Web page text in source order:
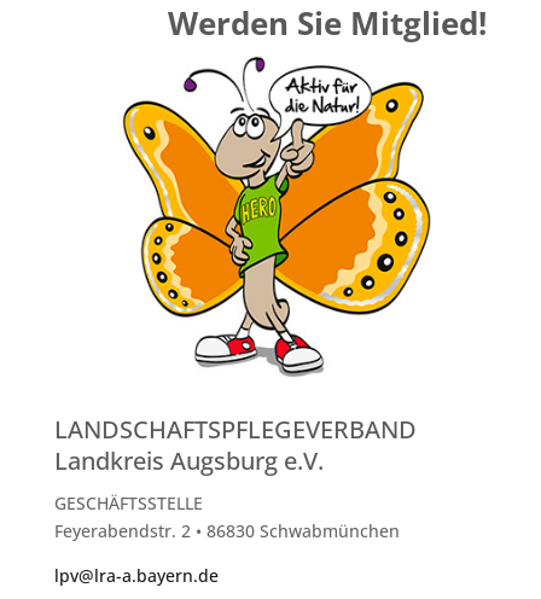
Werden Sie Mitglied!
LANDSCHAFTSPFLEGEVERBAND
Landkreis Augsburg e.V.
GESCHÄFTSSTELLE
Feyerabendstr. 2 • 86830 Schwabmünchen
lpv@lra-a.bayern.de